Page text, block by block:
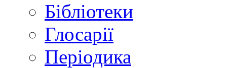
Бібліотеки
Глосарії
Періодика